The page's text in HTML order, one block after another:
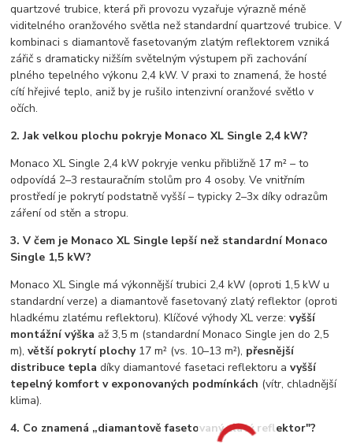
quartzové trubice, která při provozu vyzařuje výrazně méně
viditelného oranžového světla než standardní quartzové trubice. V
kombinaci s diamantově fasetovaným zlatým reflektorem vzniká
zářič s dramaticky nižším světelným výstupem při zachování
plného tepelného výkonu 2,4 kW. V praxi to znamená, že hosté
cítí hřejivé teplo, aniž by je rušilo intenzivní oranžové světlo v
očích.
2. Jak velkou plochu pokryje Monaco XL Single 2,4 kW?
Monaco XL Single 2,4 kW pokryje venku přibližně 17 m² – to
odpovídá 2–3 restauračním stolům pro 4 osoby. Ve vnitřním
prostředí je pokrytí podstatně vyšší – typicky 2–3x díky odrazům
záření od stěn a stropu.
3. V čem je Monaco XL Single lepší než standardní Monaco
Single 1,5 kW?
Monaco XL Single má výkonnější trubici 2,4 kW (oproti 1,5 kW u
standardní verze) a diamantově fasetovaný zlatý reflektor (oproti
hladkému zlatému reflektoru). Klíčové výhody XL verze:vyšší
montážní výška až 3,5 m (standardní Monaco Single jen do 2,5
m),větší pokrytí plochy17 m² (vs. 10–13 m²), přesnější
distribuce tepla díky diamantové fasetaci reflektoru avyšší
tepelný komfort v exponovaných podmínkách (vítr, chladnější
klima).
4. Co znamená „diamantově fasetovaný zlatý reflektor"?